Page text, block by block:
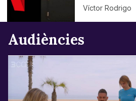
Víctor Rodrigo
Audiències